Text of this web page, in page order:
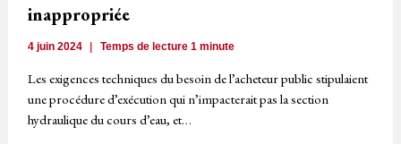
inappropriée
4 juin 2024 Temps de lecture1 minute
Les exigences techniques du besoin de l’acheteur public stipulaient
une procédure d’exécution qui n’impacterait pas la section
hydraulique du cours d’eau, et…